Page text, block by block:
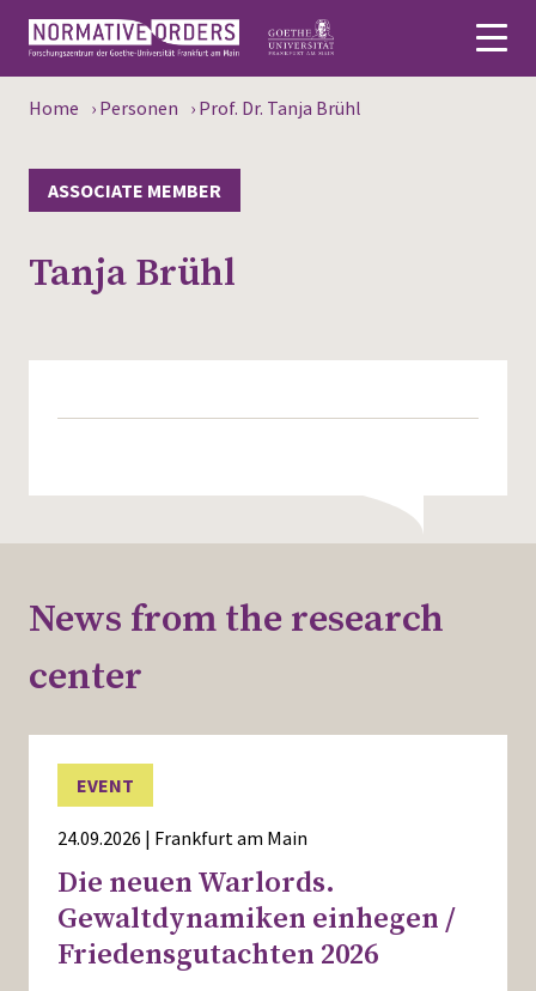
About
Persons
Research
Events
Home › Personen › Prof. Dr. Tanja Brühl
ASSOCIATE MEMBER
Tanja Brühl
News from the research
center
EVENT
24.09.2026 | Frankfurt am Main
Die neuen Warlords.
Gewaltdynamiken einhegen /
Friedensgutachten 2026